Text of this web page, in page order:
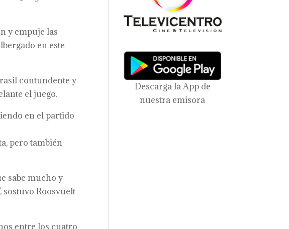
y empuje las
en este
contundente y
el juego.
en el partido
pero también
sabe mucho y
sostuvo Roosvuelt
entre los cuatro
Descarga la App de
nuestra emisora